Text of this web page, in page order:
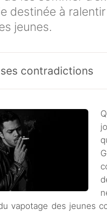
destinée à
jeunes.
contradictions
vapotage des jeunes